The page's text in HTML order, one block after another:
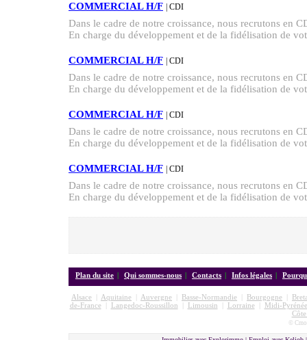
COMMERCIAL H/F | CDI
Dans le cadre de notre croissance, nous recrutons
En charge du développement et de la fidélisation de
COMMERCIAL H/F | CDI
Dans le cadre de notre croissance, nous recrutons
En charge du développement et de la fidélisation de
COMMERCIAL H/F | CDI
Dans le cadre de notre croissance, nous recrutons
En charge du développement et de la fidélisation de
COMMERCIAL H/F | CDI
Dans le cadre de notre croissance, nous recrutons
En charge du développement et de la fidélisation de
Plan du site | Qui sommes-nous | Contacts | Infos légales |
Alsace Aquitaine Auvergne Basse-Normandie Bourgogne
de-France| Langedoc-Roussillon Limousin Lorraine|
Midi-
©